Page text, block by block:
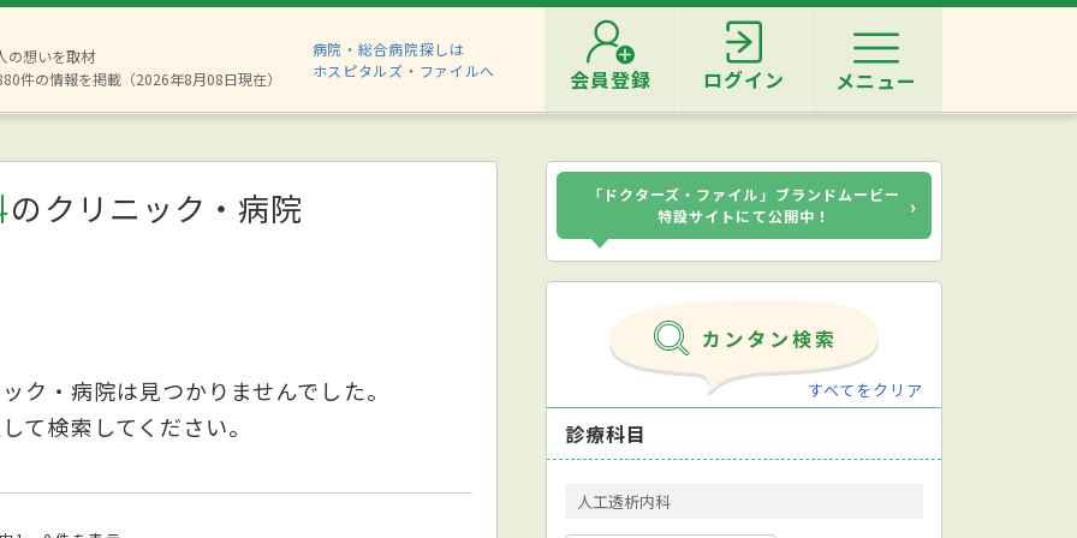
の想いを取材
件の情報を掲載（2026年8月08日現在）
病院・総合病院探しは
ホスピタルズ・ファイルへ
会員登録 ログイン メニュー
のクリニック・病院
ク・病院は見つかりませんでした。
て検索してください。
「ドクターズ・ファイル」ブランドムービー
特設サイトにて公開中！
›
すべてをクリア
診療科目
人工透析内科